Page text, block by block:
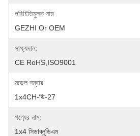
পরিচিতিমুলক নাম:
GEZHI Or OEM
সাক্ষ্যদান:
CE RoHS,ISO9001
মডেল নম্বার:
1x4CH-ডি-27
পণ্যের নাম:
1x4 সিডাব্লুডিএম